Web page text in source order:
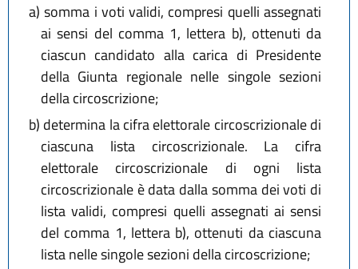
a) somma i voti validi, compresi quelli assegnati
ai sensi del comma 1, lettera b), ottenuti da
ciascun candidato alla carica di Presidente
della Giunta regionale nelle singole sezioni
della circoscrizione;
b) determina la cifra elettorale circoscrizionale di
ciascuna lista circoscrizionale. La cifra
elettorale circoscrizionale di ogni lista
circoscrizionale è data dalla somma dei voti di
lista validi, compresi quelli assegnati ai sensi
del comma 1, lettera b), ottenuti da ciascuna
lista nelle singole sezioni della circoscrizione;